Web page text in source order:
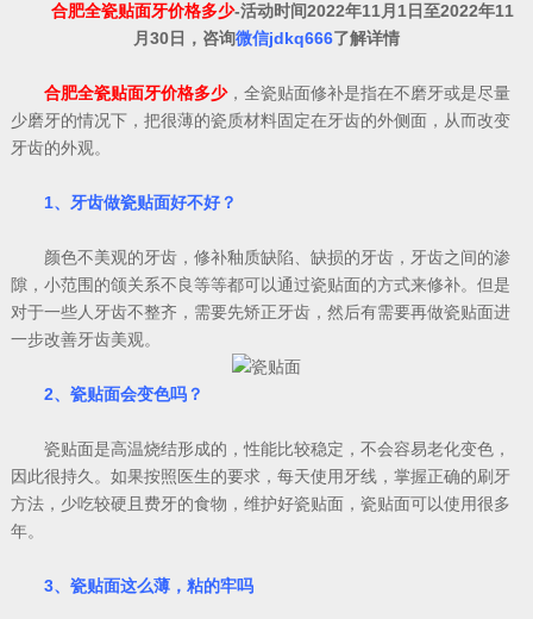
合肥全瓷贴面牙价格多少-活动时间2022年11月1日至2022年11
月30日，咨询微信jdkq666了解详情
合肥全瓷贴面牙价格多少，全瓷贴面修补是指在不磨牙或是尽量
少磨牙的情况下，把很薄的瓷质材料固定在牙齿的外侧面，从而改变
牙齿的外观。
1、牙齿做瓷贴面好不好？
颜色不美观的牙齿，修补釉质缺陷、缺损的牙齿，牙齿之间的渗
隙，小范围的颌关系不良等等都可以通过瓷贴面的方式来修补。但是
对于一些人牙齿不整齐，需要先矫正牙齿，然后有需要再做瓷贴面进
一步改善牙齿美观。
2、瓷贴面会变色吗？
瓷贴面是高温烧结形成的，性能比较稳定，不会容易老化变色，
因此很持久。如果按照医生的要求，每天使用牙线，掌握正确的刷牙
方法，少吃较硬且费牙的食物，维护好瓷贴面，瓷贴面可以使用很多
年。
3、瓷贴面这么薄，粘的牢吗